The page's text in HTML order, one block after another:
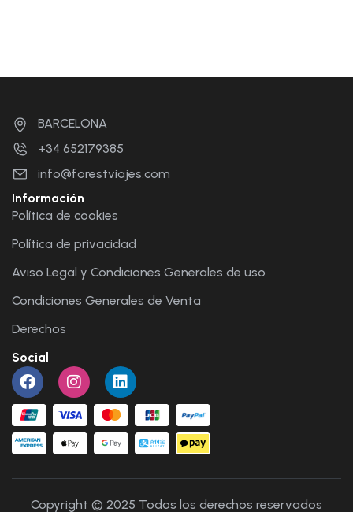
BARCELONA
+34 652179385
info@forestviajes.com
Información
Política de cookies
Política de privacidad
Aviso Legal y Condiciones Generales de uso
Condiciones Generales de Venta
Derechos
Social
Copyright © 2025 Todos los derechos reservados